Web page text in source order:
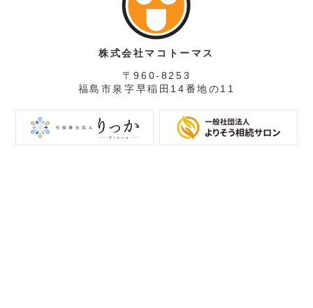
株式会社マコトーマス
〒960-8253
福島市泉字早稲田14番地の11